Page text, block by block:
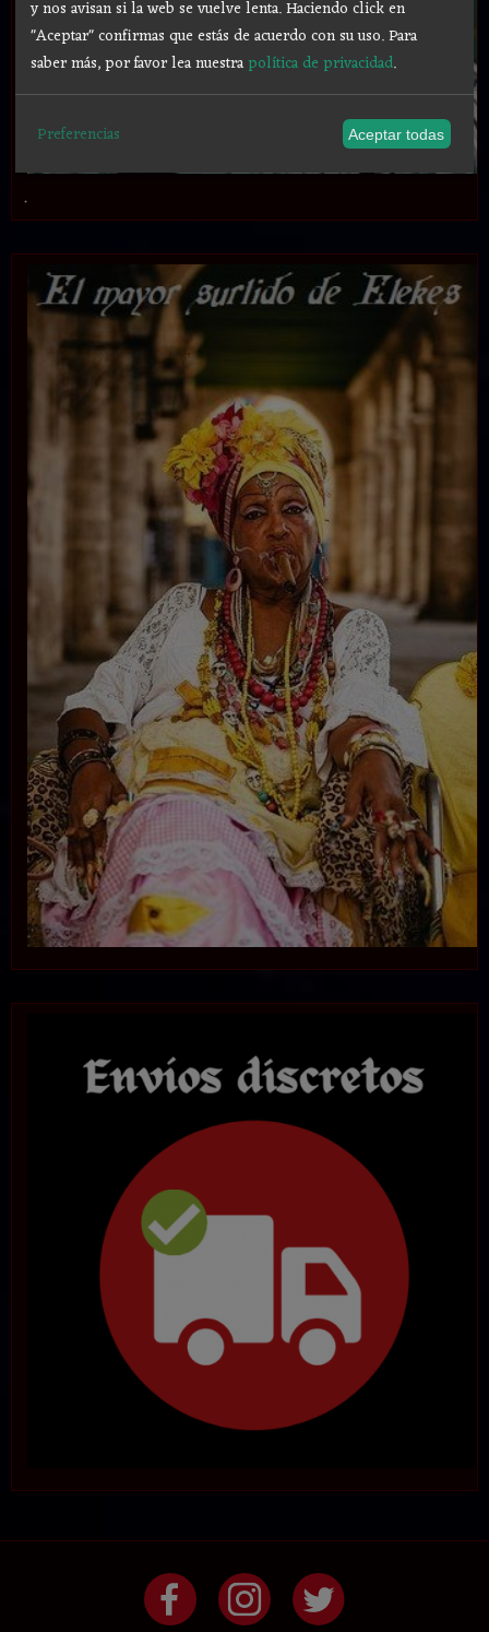
.
y nos avisan si la web se vuelve lenta. Haciendo click en
"Aceptar" confirmas que estás de acuerdo con su uso.Para
saber más, por favor lea nuestrapolítica de privacidad.
Preferencias Aceptar todas